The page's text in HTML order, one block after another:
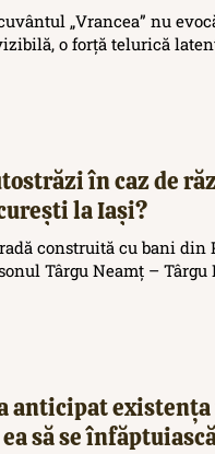
„Vrancea” nu
o forță telurică
în caz de
la Iași?
construită cu bani din
Târgu Neamț –
anticipat
să se